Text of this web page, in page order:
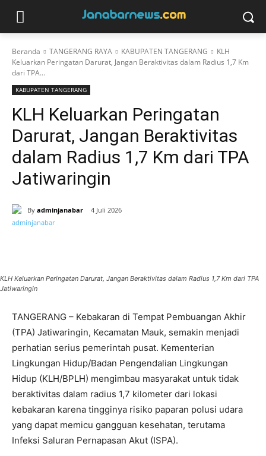
Beranda TANGERANG RAYA KABUPATEN TANGERANG
KLH
Keluarkan Peringatan Darurat, Jangan Beraktivitas dalam Radius 1,7 Km
dari TPA...
KABUPATEN TANGERANG
KLH Keluarkan Peringatan
Darurat, Jangan Beraktivitas
dalam Radius 1,7 Km dari TPA
Jatiwaringin
By adminjanabar 4 Juli 2026
KLH Keluarkan Peringatan Darurat, Jangan Beraktivitas dalam Radius 1,7 Km dari TPA
Jatiwaringin
TANGERANG – Kebakaran di Tempat Pembuangan Akhir
(TPA) Jatiwaringin, Kecamatan Mauk, semakin menjadi
perhatian serius pemerintah pusat. Kementerian
Lingkungan Hidup/Badan Pengendalian Lingkungan
Hidup (KLH/BPLH) mengimbau masyarakat untuk tidak
beraktivitas dalam radius 1,7 kilometer dari lokasi
kebakaran karena tingginya risiko paparan polusi udara
yang dapat memicu gangguan kesehatan, terutama
Infeksi Saluran Pernapasan Akut (ISPA).